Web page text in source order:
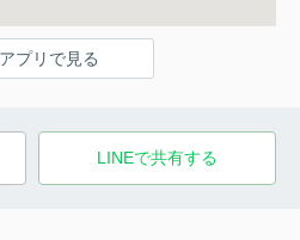
プリで見る
LINEで共有する